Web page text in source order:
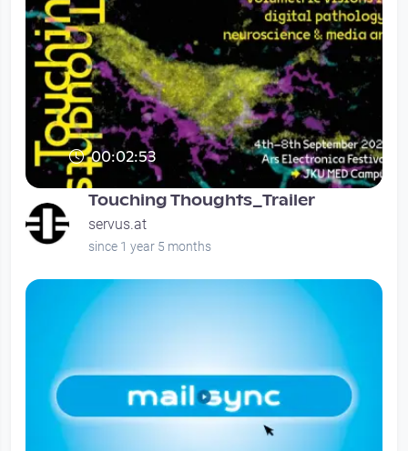
00:02:53
Touching Thoughts: Volumetric visions in
digital pathology, neuroscience and
Touching Thoughts_Trailer
servus.at
since 1 year 5 months